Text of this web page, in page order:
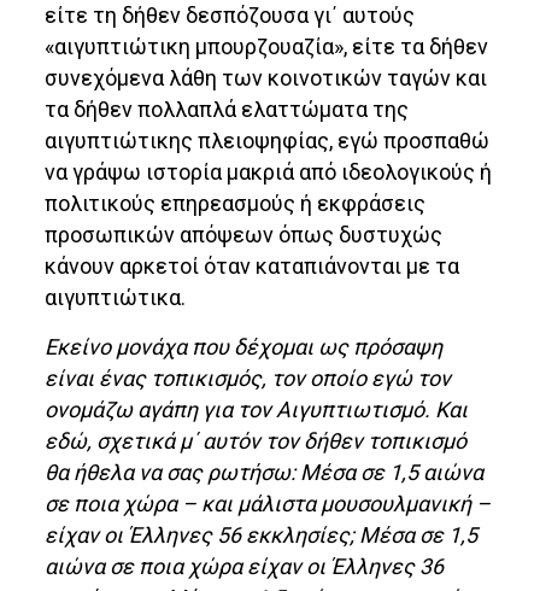
είτε τη δήθεν δεσπόζουσα γι΄ αυτούς
«αιγυπτιώτικη μπουρζουαζία», είτε τα δήθεν
συνεχόμενα λάθη των κοινοτικών ταγών και
τα δήθεν πολλαπλά ελαττώματα της
αιγυπτιώτικης πλειοψηφίας, εγώ προσπαθώ
να γράψω ιστορία μακριά από ιδεολογικούς ή
πολιτικούς επηρεασμούς ή εκφράσεις
προσωπικών απόψεων όπως δυστυχώς
κάνουν αρκετοί όταν καταπιάνονται με τα
αιγυπτιώτικα.
Εκείνο μονάχα που δέχομαι ως πρόσαψη
είναι ένας τοπικισμός, τον οποίο εγώ τον
ονομάζω αγάπη για τον Αιγυπτιωτισμό. Και
εδώ, σχετικά μ΄ αυτόν τον δήθεν τοπικισμό
θα ήθελα να σας ρωτήσω: Μέσα σε 1,5 αιώνα
σε ποια χώρα – και μάλιστα μουσουλμανική –
είχαν οι Έλληνες 56 εκκλησίες; Μέσα σε 1,5
αιώνα σε ποια χώρα είχαν οι Έλληνες 36